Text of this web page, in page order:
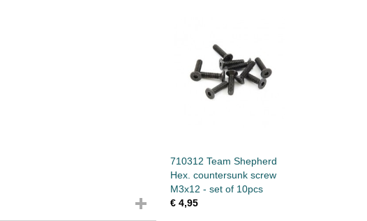
710312 Team Shepherd
Hex. countersunk screw
M3x12 - set of 10pcs
€ 4,95